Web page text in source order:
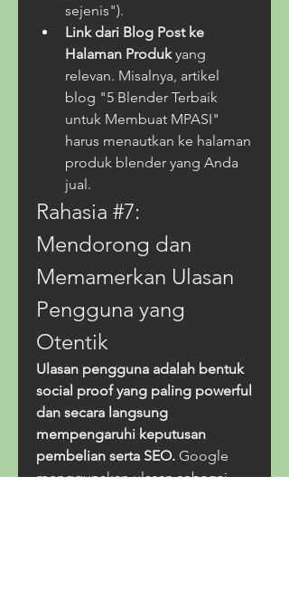
sejenis").
Link dari Blog Post ke
Halaman Produk yang
relevan. Misalnya, artikel
blog "5 Blender Terbaik
untuk Membuat MPASI"
harus menautkan ke halaman
produk blender yang Anda
jual.
Rahasia #7:
Mendorong dan
Memamerkan Ulasan
Pengguna yang
Otentik
Ulasan pengguna adalah bentuk
social proof yang paling powerful
dan secara langsung
mempengaruhi keputusan
pembelian serta SEO. Google
menggunakan ulasan sebagai